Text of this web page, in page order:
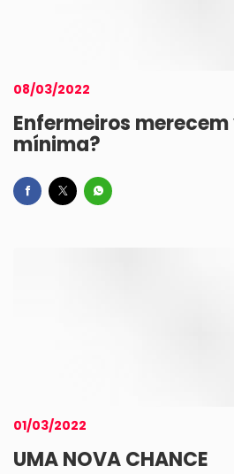
08/03/2022
Enfermeiros
mínima?
01/03/2022
UMA NOVA CHANCE